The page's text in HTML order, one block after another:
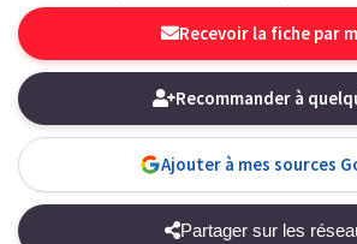
Recevoir la fiche par
Recommander à
Ajouter à mes sources
Partager sur les